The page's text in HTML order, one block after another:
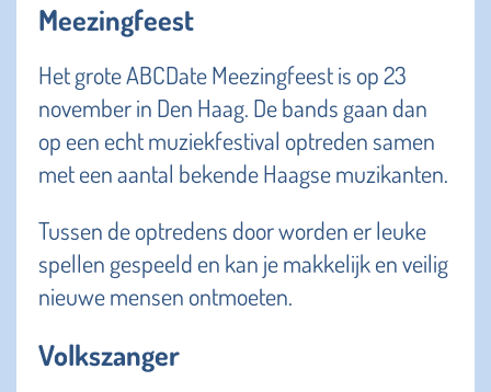
Meezingfeest
Het grote ABCDate Meezingfeest is op 23
november in Den Haag. De bands gaan dan
op een echt muziekfestival optreden samen
met een aantal bekende Haagse muzikanten.
Tussen de optredens door worden er leuke
spellen gespeeld en kan je makkelijk en veilig
nieuwe mensen ontmoeten.
Volkszanger